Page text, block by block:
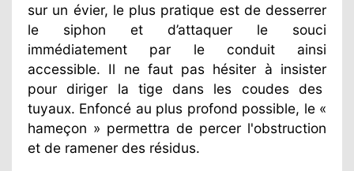
sur un évier, le plus pratique est de desserrer
le siphon et d’attaquer le souci
immédiatement par le conduit ainsi
accessible. Il ne faut pas hésiter à insister
pour diriger la tige dans les coudes des
tuyaux. Enfoncé au plus profond possible, le «
hameçon » permettra de percer l'obstruction
et de ramener des résidus.